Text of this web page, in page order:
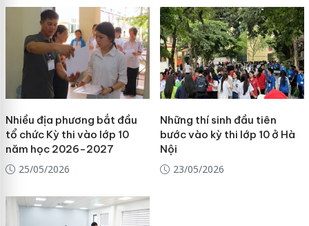
Nhiều địa phương bắt đầu
tổ chức Kỳ thi vào lớp 10
năm học 2026-2027
25/05/2026
Những thí sinh đầu tiên
bước vào kỳ thi lớp 10 ở Hà
Nội
23/05/2026